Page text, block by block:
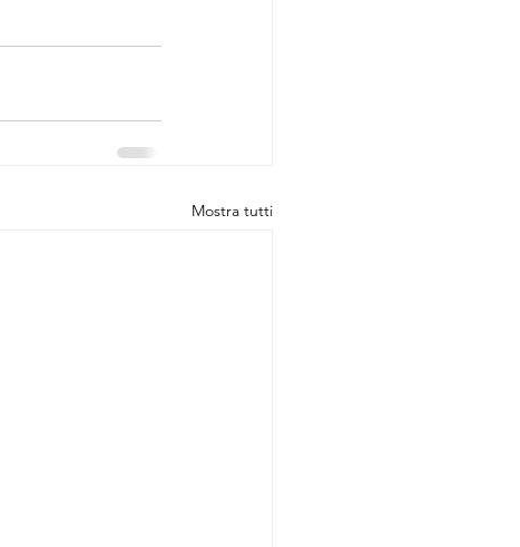
Mostra tutti